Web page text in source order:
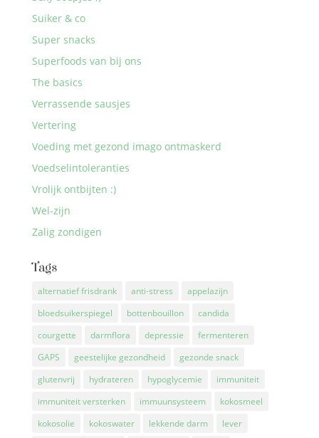
Suiker & co
Super snacks
Superfoods van bij ons
The basics
Verrassende sausjes
Vertering
Voeding met gezond imago ontmaskerd
Voedselintoleranties
Vrolijk ontbijten :)
Wel-zijn
Zalig zondigen
Tags
alternatief frisdrank anti-stress
appelazijn
bloedsuikerspiegel
bottenbouillon
candida
courgette
darmflora depressie
fermenteren
GAPS
geestelijke gezondheid
gezonde snack
glutenvrij
hydrateren hypoglycemie
immuniteit
immuniteit versterken
immuunsysteem
kokosmeel
kokosolie
kokoswater lekkende darm
lever